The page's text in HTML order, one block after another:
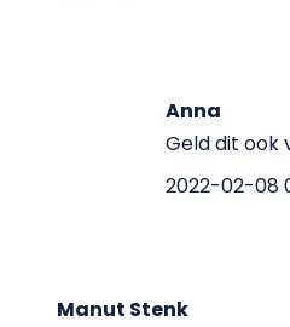
Anna
Geld dit ook
2022-02-08
Manut Stenk